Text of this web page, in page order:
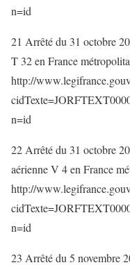
n=id
21 Arrêté du 31 octobre
T 32 en France
http://
n=id
22 Arrêté du 31 octobre
aérienne V 4 en France
http://
n=id
23 Arrêté du 5 novembre